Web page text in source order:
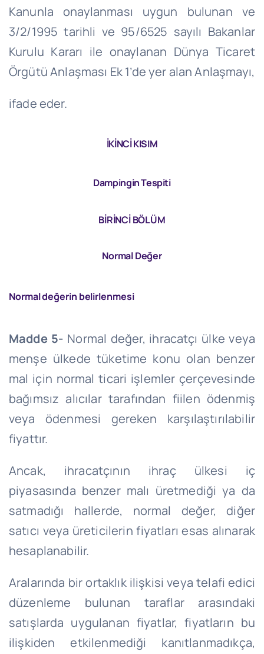
Kanunla onaylanması uygun bulunan ve
3/2/1995 tarihli ve 95/6525 sayılı Bakanlar
Kurulu Kararı ile onaylanan Dünya Ticaret
Örgütü Anlaşması Ek 1’de yer alan Anlaşmayı,
ifade eder.
İKİNCİ KISIM
Dampingin Tespiti
BİRİNCİ BÖLÜM
Normal Değer
Normal değerin belirlenmesi
Madde 5- Normal değer, ihracatçı ülke veya
menşe ülkede tüketime konu olan benzer
mal için normal ticari işlemler çerçevesinde
bağımsız alıcılar tarafından fiilen ödenmiş
veya ödenmesi gereken karşılaştırılabilir
fiyattır.
Ancak, ihracatçının ihraç ülkesi iç
piyasasında benzer malı üretmediği ya da
satmadığı hallerde, normal değer, diğer
satıcı veya üreticilerin fiyatları esas alınarak
hesaplanabilir.
Aralarında bir ortaklık ilişkisi veya telafi edici
düzenleme bulunan taraflar arasındaki
satışlarda uygulanan fiyatlar, fiyatların bu
ilişkiden etkilenmediği kanıtlanmadıkça,